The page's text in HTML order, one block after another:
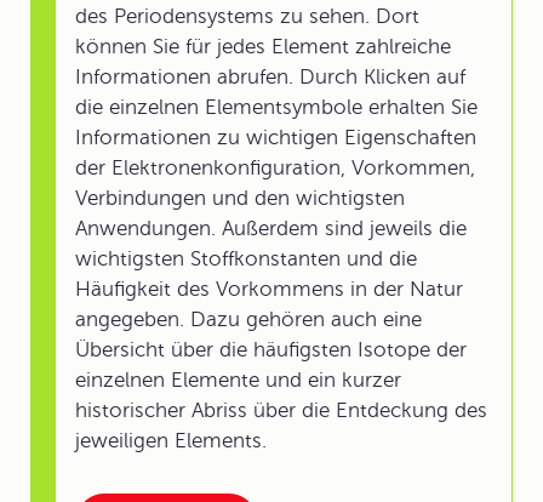
des Periodensystems zu sehen. Dort
können Sie für jedes Element zahlreiche
Informationen abrufen. Durch Klicken auf
die einzelnen Elementsymbole erhalten Sie
Informationen zu wichtigen Eigenschaften
der Elektronenkonfiguration, Vorkommen,
Verbindungen und den wichtigsten
Anwendungen. Außerdem sind jeweils die
wichtigsten Stoffkonstanten und die
Häufigkeit des Vorkommens in der Natur
angegeben. Dazu gehören auch eine
Übersicht über die häufigsten Isotope der
einzelnen Elemente und ein kurzer
historischer Abriss über die Entdeckung des
jeweiligen Elements.